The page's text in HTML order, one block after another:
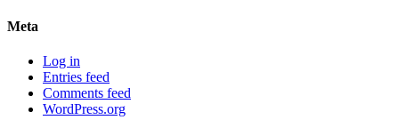
Meta
Log in
Entries feed
Comments feed
WordPress.org